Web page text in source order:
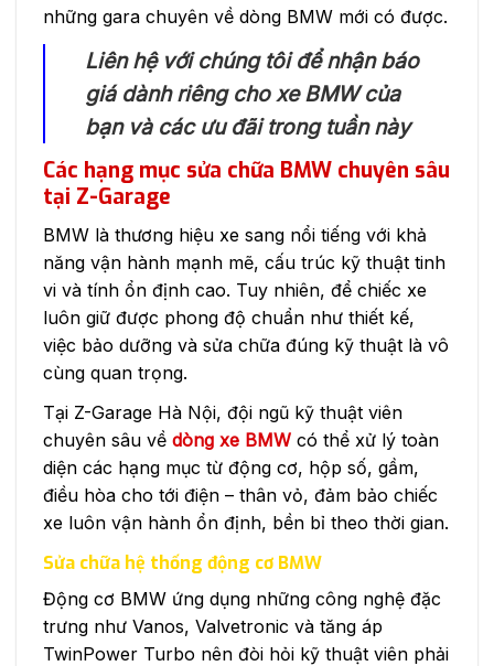
những gara chuyên về dòng BMW mới có được.
Liên hệ với chúng tôi để nhận báo
giá dành riêng cho xe BMW của
bạn và các ưu đãi trong tuần này
Các hạng mục sửa chữa BMW chuyên sâu
tại Z-Garage
BMW là thương hiệu xe sang nổi tiếng với khả
năng vận hành mạnh mẽ, cấu trúc kỹ thuật tinh
vi và tính ổn định cao. Tuy nhiên, để chiếc xe
luôn giữ được phong độ chuẩn như thiết kế,
việc bảo dưỡng và sửa chữa đúng kỹ thuật là vô
cùng quan trọng.
Tại Z-Garage Hà Nội, đội ngũ kỹ thuật viên
chuyên sâu về dòng xe BMW có thể xử lý toàn
diện các hạng mục từ động cơ, hộp số, gầm,
điều hòa cho tới điện – thân vỏ, đảm bảo chiếc
xe luôn vận hành ổn định, bền bỉ theo thời gian.
Sửa chữa hệ thống động cơ BMW
Động cơ BMW ứng dụng những công nghệ đặc
trưng như Vanos, Valvetronic và tăng áp
TwinPower Turbo nên đòi hỏi kỹ thuật viên phải